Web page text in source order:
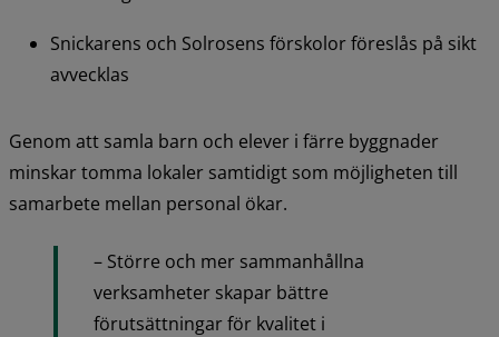
Snickarens och Solrosens förskolor föreslås på sikt
avvecklas
Genom att samla barn och elever i färre byggnader
minskar tomma lokaler samtidigt som möjligheten till
samarbete mellan personal ökar.
– Större och mer sammanhållna
verksamheter skapar bättre
förutsättningar för kvalitet i